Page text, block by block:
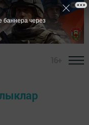
баннера через